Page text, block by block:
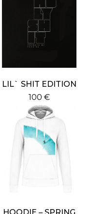
LIL` SHIT EDITION
100 €